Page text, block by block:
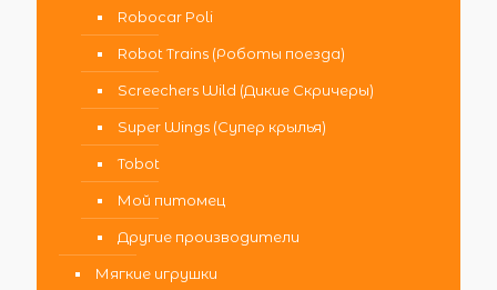
Robocar Poli
Robot Trains (Роботы поезда)
Screechers Wild (Дикие Скричеры)
Super Wings (Супер крылья)
Tobot
Мой питомец
Другие производители
Мягкие игрушки